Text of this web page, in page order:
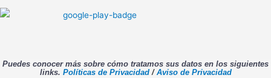
Puedes conocer más sobre cómo tratamos sus datos en los siguientes
links. Políticas de Privacidad/ Aviso de Privacidad